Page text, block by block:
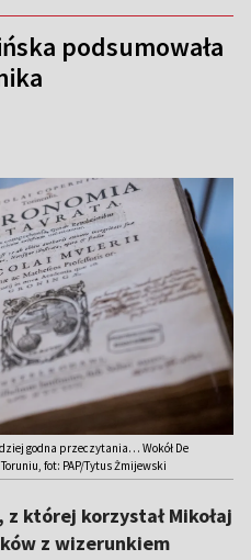
podsumowała
godna przeczytania… Wokół De
fot: PAP/Tytus Żmijewski
której korzystał Mikołaj
z wizerunkiem